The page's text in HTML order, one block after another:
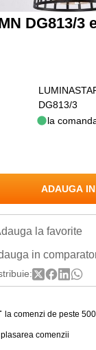
DG813/3
DG813/3
la
ADAUGA
la favorite
in
la comenzi de peste
comenzii